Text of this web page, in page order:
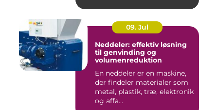
09. Jul
Neddeler: effektiv løsning
til genvinding og
volumenreduktion
En neddeler er en maskine,
der findeler materialer som
metal, plastik, træ, elektronik
og affa...